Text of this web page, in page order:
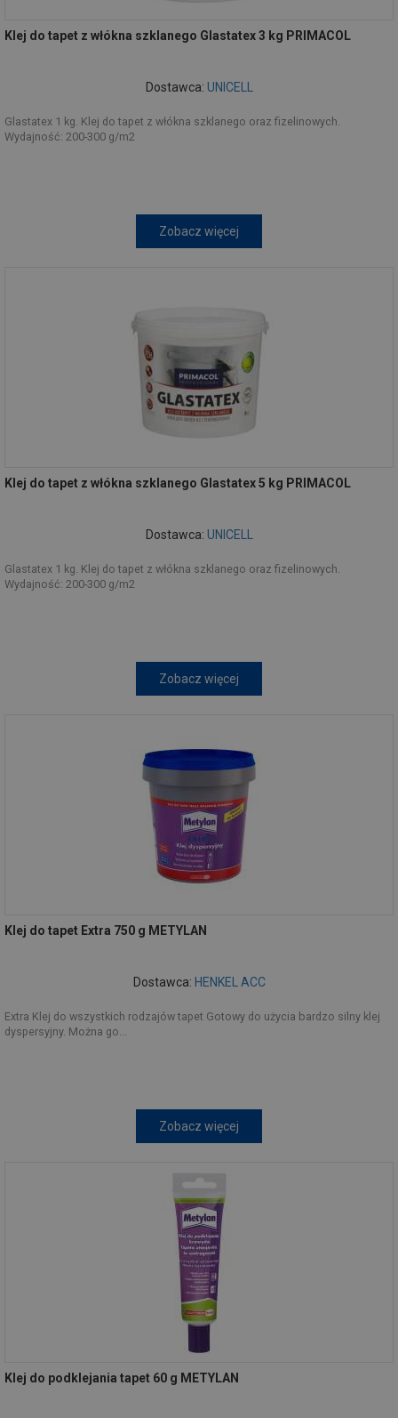
Klej do tapet z włókna szklanego Glastatex 3 kg PRIMACOL
Dostawca: UNICELL
Glastatex 1 kg. Klej do tapet z włókna szklanego oraz fizelinowych.
Wydajność: 200-300 g/m2
Zobacz więcej
Klej do tapet z włókna szklanego Glastatex 5 kg PRIMACOL
Dostawca: UNICELL
Glastatex 1 kg. Klej do tapet z włókna szklanego oraz fizelinowych.
Wydajność: 200-300 g/m2
Zobacz więcej
Klej do tapet Extra 750 g METYLAN
Dostawca: HENKEL ACC
Extra Klej do wszystkich rodzajów tapet Gotowy do użycia bardzo silny klej
dyspersyjny. Można go...
Zobacz więcej
Klej do podklejania tapet 60 g METYLAN